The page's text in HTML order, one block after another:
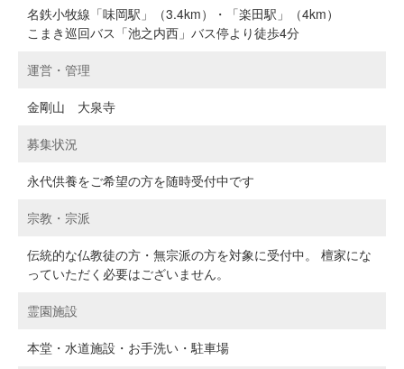
名鉄小牧線「味岡駅」（3.4km）・「楽田駅」（4km）
こまき巡回バス「池之内西」バス停より徒歩4分
運営・管理
金剛山 大泉寺
募集状況
永代供養をご希望の方を随時受付中です
宗教・宗派
伝統的な仏教徒の方・無宗派の方を対象に受付中。 檀家にな
っていただく必要はございません。
霊園施設
本堂・水道施設・お手洗い・駐車場